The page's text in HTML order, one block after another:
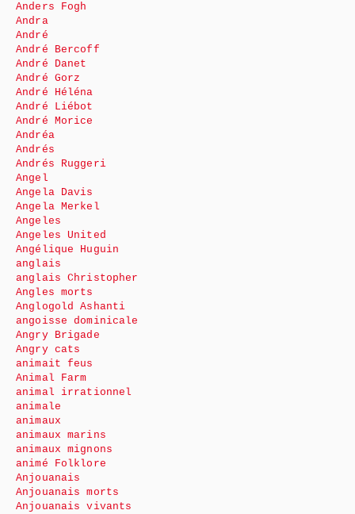
Anders Fogh
Andra
André
André Bercoff
André Danet
André Gorz
André Héléna
André Liébot
André Morice
Andréa
Andrés
Andrés Ruggeri
Angel
Angela Davis
Angela Merkel
Angeles
Angeles United
Angélique Huguin
anglais
anglais Christopher
Angles morts
Anglogold Ashanti
angoisse dominicale
Angry Brigade
Angry cats
animait feus
Animal Farm
animal irrationnel
animale
animaux
animaux marins
animaux mignons
animé Folklore
Anjouanais
Anjouanais morts
Anjouanais vivants